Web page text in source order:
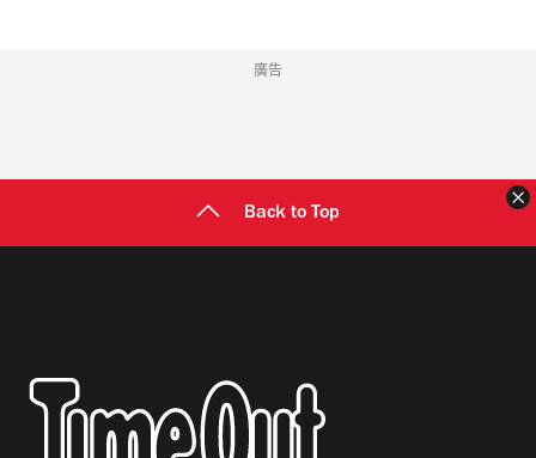
廣告
Back to Top